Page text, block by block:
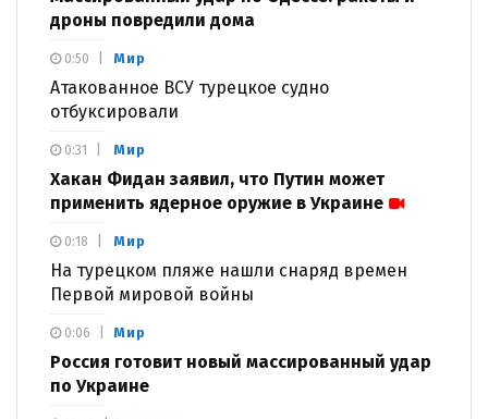
дроны повредили дома
Мир
Атакованное ВСУ турецкое судно
отбуксировали
0:50
Мир
Хакан Фидан заявил, что Путин может
применить ядерное оружие в Украине
0:31
Мир
На турецком пляже нашли снаряд времен
Первой мировой войны
0:18
Мир
Россия готовит новый массированный удар
по Украине
0:06